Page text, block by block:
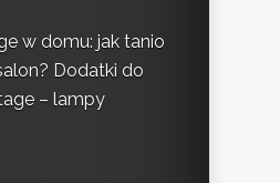
w domu: jak tanio
Dodatki do
– lampy